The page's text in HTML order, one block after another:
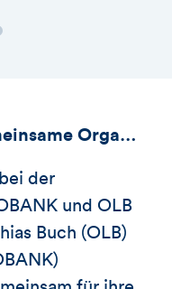
Orga…
der
und OLB
Buch (OLB)